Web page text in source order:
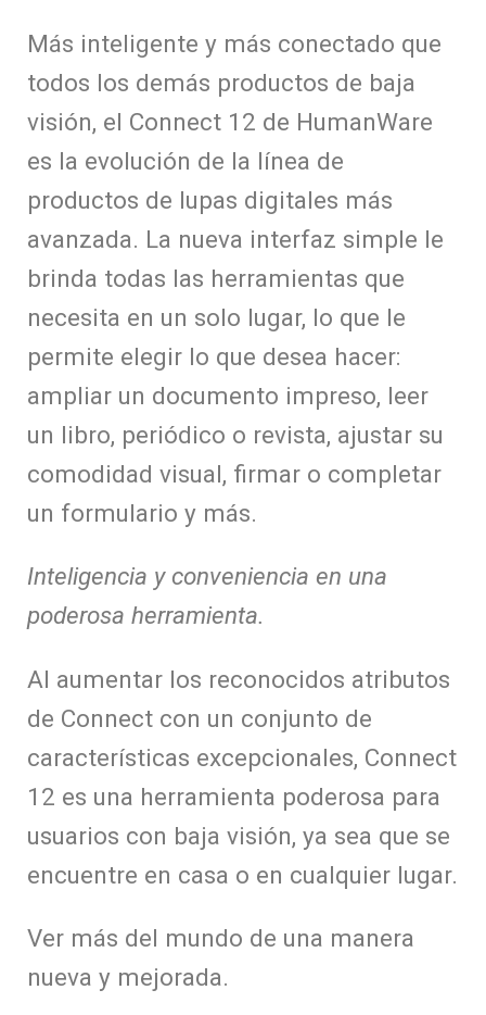
Más inteligente y más conectado que
todos los demás productos de baja
visión, el Connect 12 de HumanWare
es la evolución de la línea de
productos de lupas digitales más
avanzada. La nueva interfaz simple le
brinda todas las herramientas que
necesita en un solo lugar, lo que le
permite elegir lo que desea hacer:
ampliar un documento impreso, leer
un libro, periódico o revista, ajustar su
comodidad visual, firmar o completar
un formulario y más.
Inteligencia y conveniencia en una
poderosa herramienta.
Al aumentar los reconocidos atributos
de Connect con un conjunto de
características excepcionales, Connect
12 es una herramienta poderosa para
usuarios con baja visión, ya sea que se
encuentre en casa o en cualquier lugar.
Ver más del mundo de una manera
nueva y mejorada.